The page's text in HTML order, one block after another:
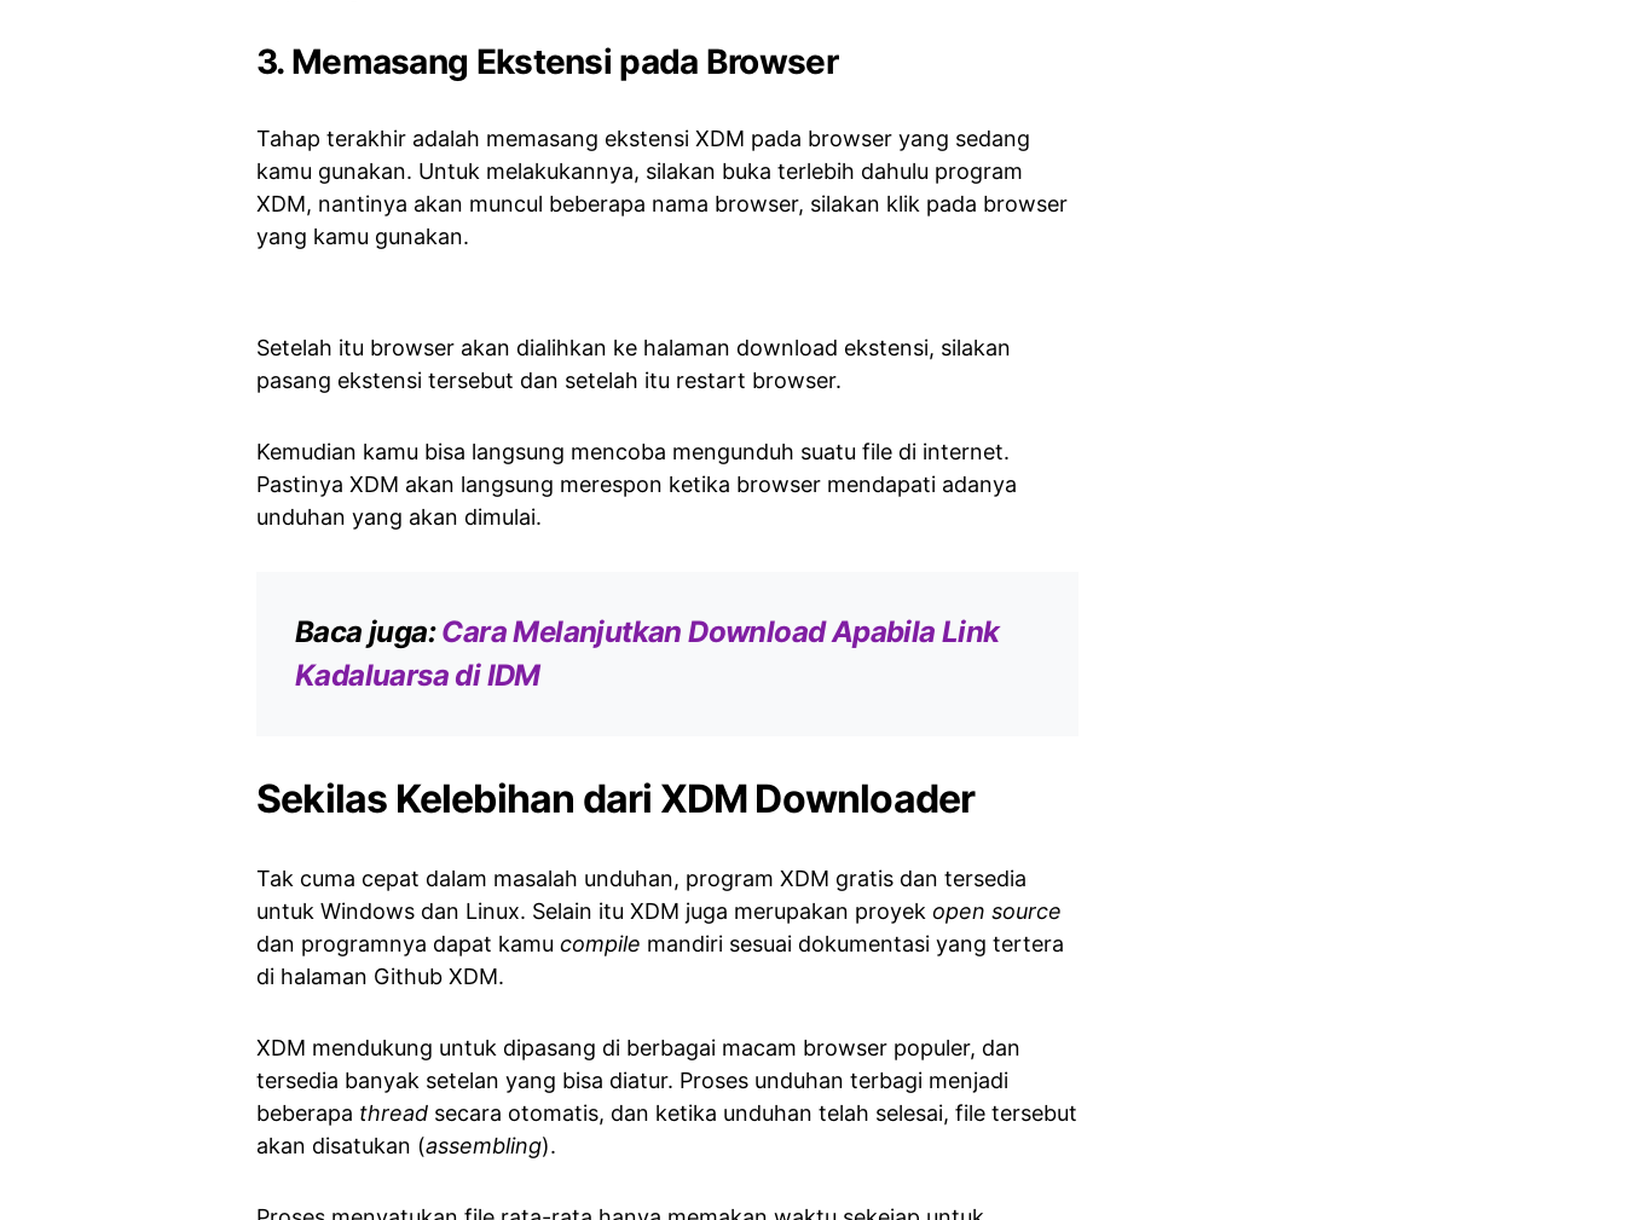
3. Memasang Ekstensi pada Browser
Tahap terakhir adalah memasang ekstensi XDM pada browser yang sedang
kamu gunakan. Untuk melakukannya, silakan buka terlebih dahulu program
XDM, nantinya akan muncul beberapa nama browser, silakan klik pada browser
yang kamu gunakan.
Setelah itu browser akan dialihkan ke halaman download ekstensi, silakan
pasang ekstensi tersebut dan setelah itu restart browser.
Kemudian kamu bisa langsung mencoba mengunduh suatu file di internet.
Pastinya XDM akan langsung merespon ketika browser mendapati adanya
unduhan yang akan dimulai.
Baca juga:Cara Melanjutkan Download Apabila Link
Kadaluarsa di IDM
Sekilas Kelebihan dari XDM Downloader
Tak cuma cepat dalam masalah unduhan, program XDM gratis dan tersedia
untuk Windows dan Linux. Selain itu XDM juga merupakan proyek open source
dan programnya dapat kamu compile mandiri sesuai dokumentasi yang tertera
di halaman Github XDM.
XDM mendukung untuk dipasang di berbagai macam browser populer, dan
tersedia banyak setelan yang bisa diatur. Proses unduhan terbagi menjadi
beberapa thread secara otomatis, dan ketika unduhan telah selesai, file tersebut
akan disatukan (assembling).